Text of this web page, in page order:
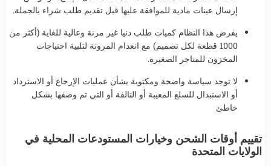
إرسال عينات مادية للموافقة عليها قبل تقديم طلب شراء بالجملة.
يفرض هذا النظام كميات طلب دنيا غير مرنة وعالية للغاية (أكثر من
1000 قطعة لكل تصميم) مع انعدام المرونة لتلبية احتياجات
المخزون للمتاجر الصغيرة.
لا توجد سياسة واضحة ومكتوبة بشأن عمليات الإرجاع أو الاسترداد
أو الاستبدال للسلع المعيبة أو التالفة أو التي تم وصفها بشكل
خاطئ
تقييم أوقات الشحن وخيارات المستودعات المحلية في
الولايات المتحدة